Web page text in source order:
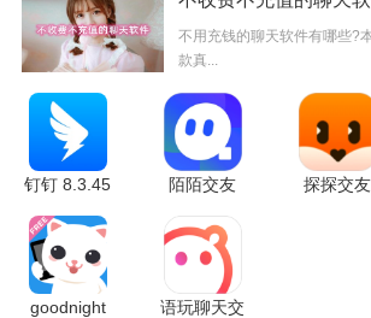
3、查漏补缺，我们给你提供了对低分学
的进行提高。
软件亮点
1、对自己成绩进行进步、退步的监测，
2、对不同的本科学校的分数查询，看看
线的差距所在。
不用充钱的聊天软件有哪些?
款真...
钉钉 8.3.45
最新版
陌陌交友
9.22.1 安卓
版
探探交友
goodnight
语玩聊天交